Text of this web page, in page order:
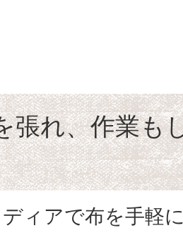
張れ、作業も
ィアで布を手軽